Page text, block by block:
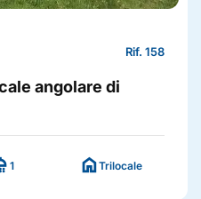
Rif. 158
angolare di
1 homeTrilocale